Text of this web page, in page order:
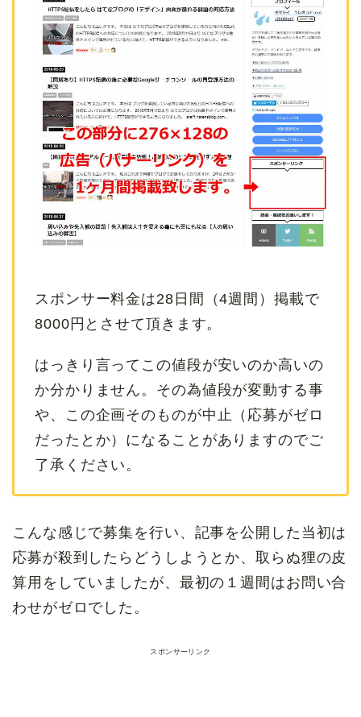
スポンサー料金は28日間（4週間）掲載で
8000円とさせて頂きます。
はっきり言ってこの値段が安いのか高いの
か分かりません。その為値段が変動する事
や、この企画そのものが中止（応募がゼロ
だったとか）になることがありますのでご
了承ください。
こんな感じで募集を行い、記事を公開した当初は
応募が殺到したらどうしようとか、取らぬ狸の皮
算用をしていましたが、最初の１週間はお問い合
わせがゼロでした。
スポンサーリンク